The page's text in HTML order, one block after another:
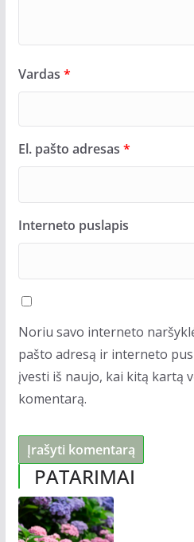
Vardas *
El. pašto adresas *
Interneto puslapis
Noriu savo interneto
pašto adresą ir interneto
įvesti iš naujo, kai kitą kartą
komentarą.
PATARIMAI